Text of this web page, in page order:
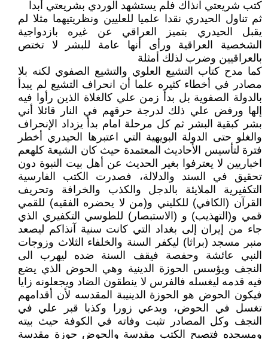
كتب شريعتي آنذاك فلم يستشهد الوردي بشريعتي أبدا
ثم تناول الحيدري نقدا علميا للعليين ونظريتيهما مثلا لم
يقبل الحيدري بتميز العراقي عن غيره بازدواجية
الشخصية العراقية ورأى أنها عامة للبشر لا تختص
بالعراقيين وضرب لذلك أمثلة
كما مدح كتاب التشيع العلوي والتشيع الصفوي لكنه بلا
مصادر في أخطاء كثيره علما أن انحراف التشيع لم يبدأ
بالدولة الصفوية بل بدأ زمن علي كالغلاة الذين رأوا فيه
إلها ورفض علي ذلك لدرجة حرقهم في النار قائلا أني
بشر كبقية البشر ثم كل مرحلة امام بدأ يزداد الإنحراف
والغلو حتى الدولة البويهية التي اعتبرها الحيدري أخطر
فترة لتأسيس الأحاديث المعتمدة حيث كان الشيعة كلهعم
اخباريين لا يعترفوا بغير الحديث عن أهل بيت النبوة دون
تحقيق في السند والدلالة، فصدرت الكتب الفارسية
التكفيرية الملايئة بالدجل والكذب والخرافة وتحريف
القرآن (الكافي) للكليني و(من لا يحضره الفقيه) للقمي
قمي و(التهذيب) و (الاستبصار) للطوسي التكفيري الذي
جاء من إيران إلى بغداد التي كانت سنية آنذاكم ليصعد
منبر مسجد (براثا) ليكفر السنة والخلفاء الثلاث وزوجات
النبي عائشة وحفصة فيقف السنة ضده ليهرب الى
النجف ويؤسس الحوزة الدينية وهي الحوض الذي يضع
فيه قدمه ليغسله فالفرس لا ينطقون الضاد ويجعلونه زايا
فيكون الحوض هو الحوزة الدينيبة المقدسه لأن أقدامهم
تغسل في الحوض، ويدعي زورا وكذبا قبر علي في
النجف وكل المصادر تثبت وفاته في الكوفة حيث بيته
ومسجده فتصبح الكتب مقدسة والحوض حوزة مقدسة